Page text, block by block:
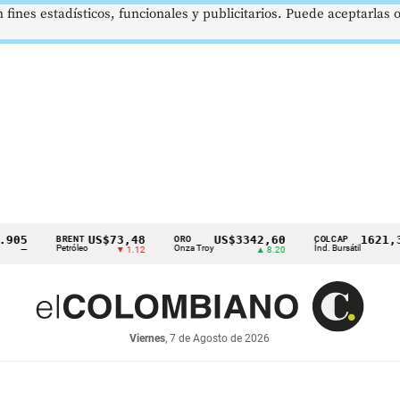
BRENT
Petróleo
US$73,48
▼ 1.12
ORO
Onza Troy
US$3342,60 COLCAP
Índ. Bursátil
1621,34
Viernes, 7 de Agosto de 2026
estadísticos, funcionales y publicitarios. Puede aceptarlas